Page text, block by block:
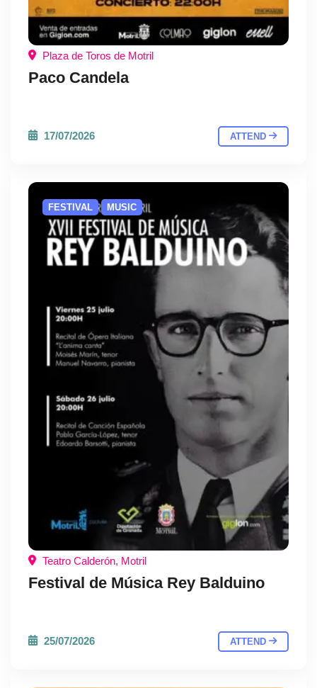
Plaza de Toros de Motril
Paco Candela
17/07/2026 ATTEND
FESTIVAL MUSIC
Teatro Calderón, Motril
Festival de Música Rey Balduino
25/07/2026 ATTEND